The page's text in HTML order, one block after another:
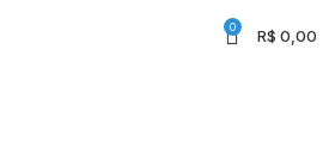
0 R$ 0,00